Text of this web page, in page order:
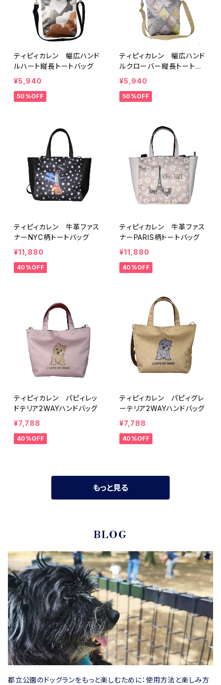
ティピィカレン 幅広ハンド
ルハート縦長トートバッグ
¥5,940
50%OFF
ティピィカレン 幅広ハンド
ルクローバー縦長トートバ
ッグ
¥5,940
50%OFF
ティピィカレン 牛革ファス
ナーNYC柄トートバッグ
¥11,880
40%OFF
ティピィカレン 牛革ファス
ナーPARIS柄トートバッグ
¥11,880
40%OFF
ティピィカレン パピィレッ
ドテリア2WAYハンドバッグ
¥7,788
40%OFF
ティピィカレン パピィグレ
ーテリア2WAYハンドバッグ
¥7,788
40%OFF
もっと見る
BLOG
都立公園のドッグランをもっと楽しむために：使用方法と楽しみ方